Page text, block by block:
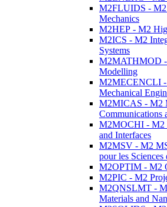
M2FLUIDS -
Mechanics
M2HEP - M2
M2ICS - M2
Systems
M2MATHMOD -
Modelling
M2MECENCLI
Mechanical
M2MICAS - M2
Communications
M2MOCHI - M2
and Interfaces
M2MSV - M2
pour les
M2OPTIM - M2
M2PIC - M2
M2QNSLMT -
Materials and